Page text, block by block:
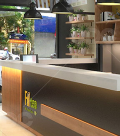
COFFEE
Design & Build thi công sở hữu
rãi cùng phong cách thiết kế
sang trọng.
Chi tiết